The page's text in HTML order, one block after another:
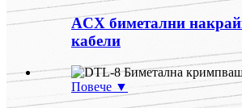
ACX биметални
кабели
Повече ▼